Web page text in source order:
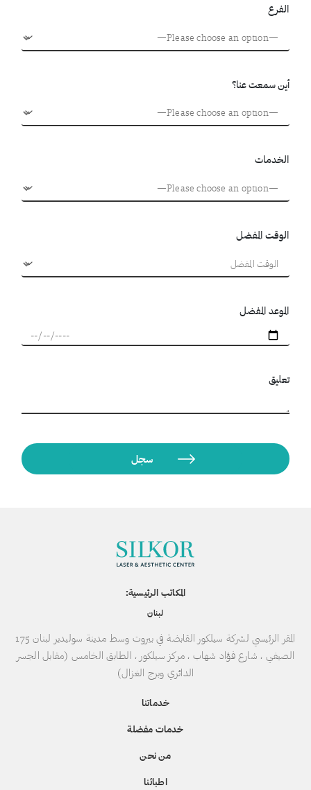
الفرع
أين سمعت عنا؟
الخدمات
الوقت المفضل
الموعد المفضل
تعليق
المكاتب الرئيسية:
لبنان
المقر الرئيسي لشركة سيلكور القابضة في بيروت وسط مدينة سوليدير لبنان 175
الصيفي ، شارع فؤاد شهاب ، مركز سيلكور ، الطابق الخامس (مقابل الجسر
الدائري وبرج الغزال)
خدماتنا
خدمات مفضلة
من نحن
اطبائنا